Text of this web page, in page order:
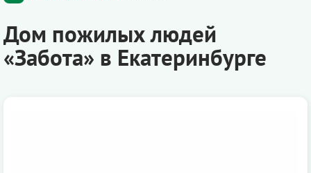
Дом пожилых людей
«Забота» в Екатеринбурге